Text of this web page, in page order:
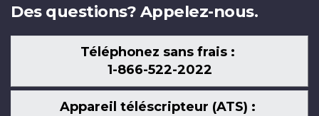
Des questions? Appelez-nous.
Téléphonez sans frais :
1-866-522-2022
Appareil téléscripteur (ATS) :